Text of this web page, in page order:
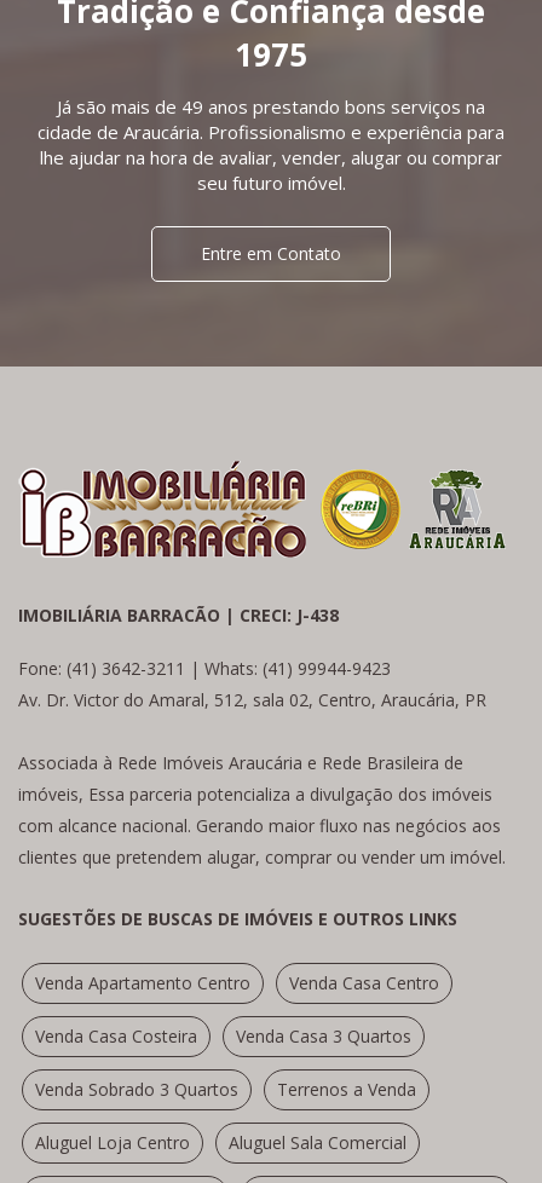
Tradição e Confiança desde
1975
Já são mais de 49 anos prestando bons serviços na
cidade de Araucária. Profissionalismo e experiência para
lhe ajudar na hora de avaliar, vender, alugar ou comprar
seu futuro imóvel.
Entre em Contato
IMOBILIÁRIA BARRACÃO | CRECI: J-438
Fone: (41) 3642-3211 | Whats: (41) 99944-9423
Av. Dr. Victor do Amaral, 512, sala 02, Centro, Araucária, PR
Associada à Rede Imóveis Araucária e Rede Brasileira de
imóveis, Essa parceria potencializa a divulgação dos imóveis
com alcance nacional. Gerando maior fluxo nas negócios aos
clientes que pretendem alugar, comprar ou vender um imóvel.
SUGESTÕES DE BUSCAS DE IMÓVEIS E OUTROS LINKS
Venda Apartamento Centro Venda Casa Centro
Venda Casa Costeira Venda Casa 3 Quartos
Venda Sobrado 3 Quartos Terrenos a Venda
Aluguel Loja Centro Aluguel Sala Comercial